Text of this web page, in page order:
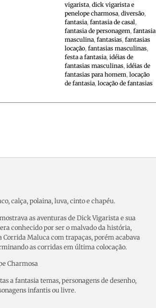
vigarista,dick vigarista e
penelope charmosa,diversão,
fantasia,fantasia de casal,
fantasia de personagem,fantasia
masculina,fantasias,fantasias
locação,fantasias masculinas,
festa a fantasia,idéias de
fantasias masculinas,idéias de
fantasias para homem,locação
de fantasia,locação de fantasias
calça, polaina, luva, cinto e chapéu.
as aventuras de Dick Vigarista e sua
conhecido por ser o malvado da história,
Maluca com trapaças, porém acabava
as corridas em última colocação.
Charmosa
a fantasia temas, personagens de desenho,
infantis ou livre.